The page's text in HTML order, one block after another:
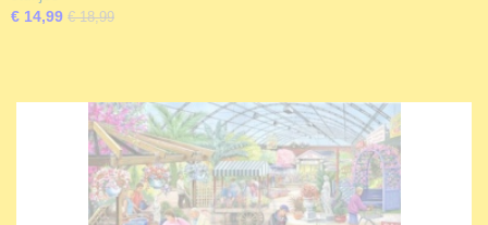
€ 14,99 € 18,99